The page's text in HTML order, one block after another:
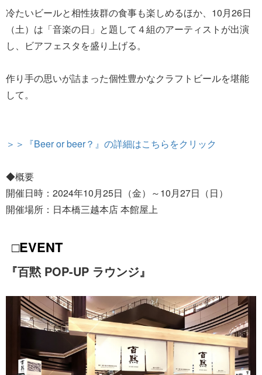
冷たいビールと相性抜群の食事も楽しめるほか、10月26日
（土）は「音楽の日」と題して４組のアーティストが出演
し、ビアフェスタを盛り上げる。
作り手の思いが詰まった個性豊かなクラフトビールを堪能
して。
＞＞『Beer or beer？』の詳細はこちらをクリック
◆概要
開催日時：2024年10月25日（金）～10月27日（日）
開催場所：日本橋三越本店 本館屋上
□EVENT
『百黙 POP-UP ラウンジ』